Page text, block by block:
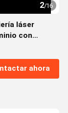
2/16
láser
con
ahora